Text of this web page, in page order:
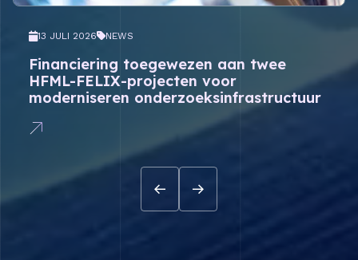
Financiering toegewezen aan twee
HFML-FELIX-projecten voor
moderniseren onderzoeksinfrastructuur
13 JULI 2026 NEWS